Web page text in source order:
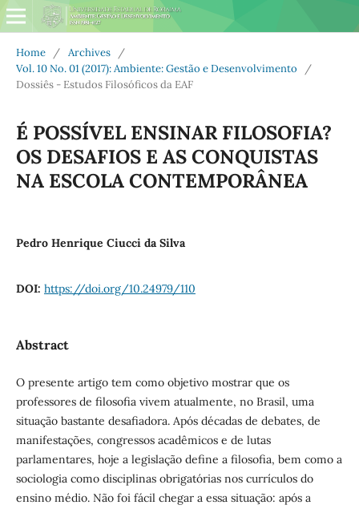
Home / Archives
/
Vol. 10 No. 01 (2017): Ambiente: Gestão e Desenvolvimento
/
Dossiês - Estudos Filosóficos da EAF
É POSSÍVEL ENSINAR FILOSOFIA?
OS DESAFIOS E AS CONQUISTAS
NA ESCOLA CONTEMPORÂNEA
Pedro Henrique Ciucci da Silva
DOI: https://doi.org/10.24979/110
Abstract
O presente artigo tem como objetivo mostrar que os
professores de filosofia vivem atualmente, no Brasil, uma
situação bastante desafiadora. Após décadas de debates, de
manifestações, congressos acadêmicos e de lutas
parlamentares, hoje a legislação define a filosofia, bem como a
sociologia como disciplinas obrigatórias nos currículos do
ensino médio. Não foi fácil chegar a essa situação: após a